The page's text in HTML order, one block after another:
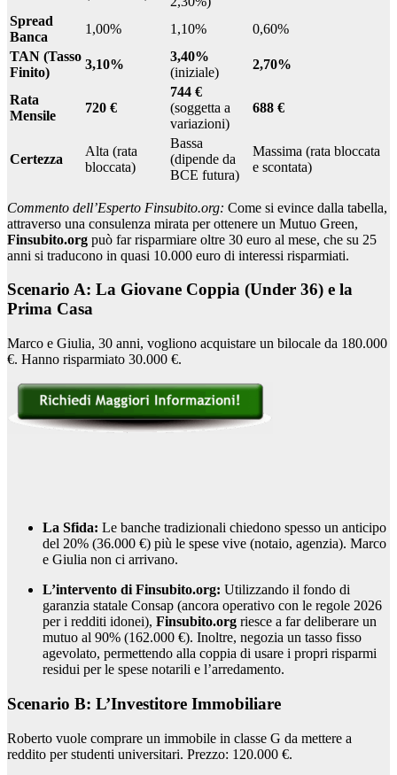
Spread
Banca
1,00% 1,10%
0,60%
TAN (Tasso
Finito)
3,10%
3,40%
(iniziale)
2,70%
Rata
Mensile
720 €
744 €
(soggetta a
variazioni)
688 €
Certezza
Alta (rata
bloccata)
Bassa
(dipende da
BCE futura)
Massima (rata bloccata
e scontata)
Commento dell’Esperto Finsubito.org: Come si evince dalla tabella,
attraverso una consulenza mirata per ottenere un Mutuo Green,
Finsubito.org può far risparmiare oltre 30 euro al mese, che su 25
anni si traducono in quasi 10.000 euro di interessi risparmiati.
Scenario A: La Giovane Coppia (Under 36) e la
Prima Casa
Marco e Giulia, 30 anni, vogliono acquistare un bilocale da 180.000
€. Hanno risparmiato 30.000 €.
La Sfida: Le banche tradizionali chiedono spesso un anticipo
del 20% (36.000 €) più le spese vive (notaio, agenzia). Marco
e Giulia non ci arrivano.
L’intervento di Finsubito.org: Utilizzando il fondo di
garanzia statale Consap (ancora operativo con le regole 2026
per i redditi idonei), Finsubito.org riesce a far deliberare un
mutuo al 90% (162.000 €). Inoltre, negozia un tasso fisso
agevolato, permettendo alla coppia di usare i propri risparmi
residui per le spese notarili e l’arredamento.
Scenario B: L’Investitore Immobiliare
Roberto vuole comprare un immobile in classe G da mettere a
reddito per studenti universitari. Prezzo: 120.000 €.